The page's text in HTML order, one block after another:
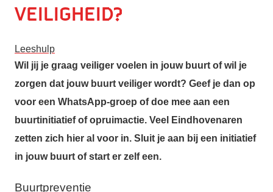
veiligheid?
Leeshulp
Wil jij je graag veiliger voelen in jouw buurt of wil je
zorgen dat jouw buurt veiliger wordt? Geef je dan op
voor een WhatsApp-groep of doe mee aan een
buurtinitiatief of opruimactie. Veel Eindhovenaren
zetten zich hier al voor in. Sluit je aan bij een initiatief
in jouw buurt of start er zelf een.
Buurtpreventie